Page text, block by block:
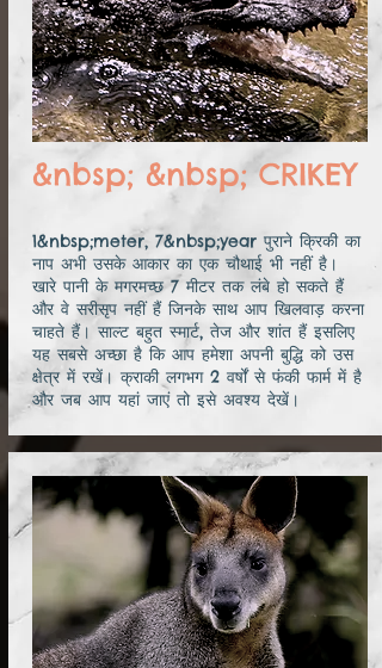
&nbsp; &nbsp; CRIKEY
1&nbsp;meter, 7&nbsp;year पुराने क्रिकी का
नाप अभी उसके आकार का एक चौथाई भी नहीं है।
खारे पानी के मगरमच्छ 7 मीटर तक लंबे हो सकते हैं
और वे सरीसृप नहीं हैं जिनके साथ आप खिलवाड़ करना
चाहते हैं। साल्ट बहुत स्मार्ट, तेज और शांत हैं इसलिए
यह सबसे अच्छा है कि आप हमेशा अपनी बुद्धि को उस
क्षेत्र में रखें। क्राकी लगभग 2 वर्षों से फंकी फार्म में है
और जब आप यहां जाएं तो इसे अवश्य देखें।